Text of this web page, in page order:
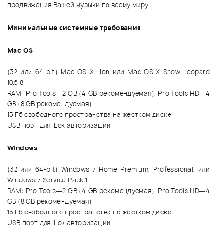
продвижения Вашей музыки по всему миру
Минимальные системные требования
Mac OS
(32 или 64-bit) Mac OS X Lion или Mac OS X Snow Leopard
10.6.8
RAM: Pro Tools—2 GB (4 GB рекомендуемая); Pro Tools HD—4
GB (8 GB рекомендуемая)
15 Гб свободного пространства на жестком диске
USB порт для iLok авторизации
Windows
(32 или 64-bit) Windows 7 Home Premium, Professional, или
Windows 7 Service Pack 1
RAM: Pro Tools—2 GB (4 GB рекомендуемая); Pro Tools HD—4
GB (8 GB рекомендуемая)
15 Гб свободного пространства на жестком диске
USB порт для iLok авторизации